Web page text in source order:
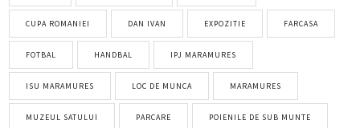
CUPA ROMANIEI DAN IVAN EXPOZITIE FARCASA
FOTBAL HANDBAL IPJ MARAMURES
ISU MARAMURES LOC DE MUNCA MARAMURES
MUZEUL SATULUI PARCARE POIENILE DE SUB MUNTE